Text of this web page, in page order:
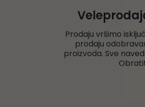
Prodaju vršimo
prodaju
proizvoda. Sve